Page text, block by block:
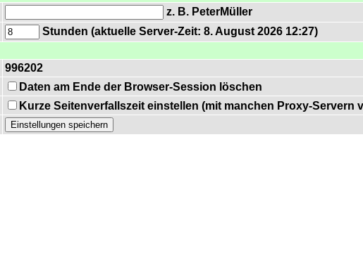
z. B. PeterMüller
Stunden (aktuelle Server-Zeit: 8. August 2026 12:27)
996202
Daten am Ende der Browser-Session löschen
Kurze Seitenverfallszeit einstellen (mit manchen Proxy-Servern